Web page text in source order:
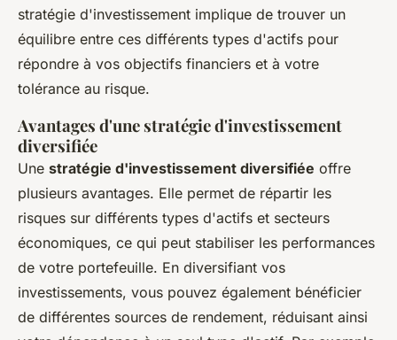
stratégie d'investissement implique de trouver un
équilibre entre ces différents types d'actifs pour
répondre à vos objectifs financiers et à votre
tolérance au risque.
Avantages d'une stratégie d'investissement
diversifiée
Une stratégie d'investissement diversifiée offre
plusieurs avantages. Elle permet de répartir les
risques sur différents types d'actifs et secteurs
économiques, ce qui peut stabiliser les performances
de votre portefeuille. En diversifiant vos
investissements, vous pouvez également bénéficier
de différentes sources de rendement, réduisant ainsi